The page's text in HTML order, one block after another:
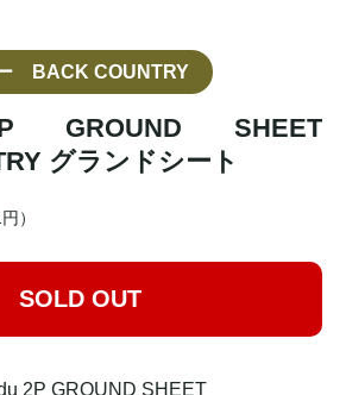
BACK COUNTRY
GROUND SHEET
グランドシート
）
SOLD OUT
2P GROUND SHEET